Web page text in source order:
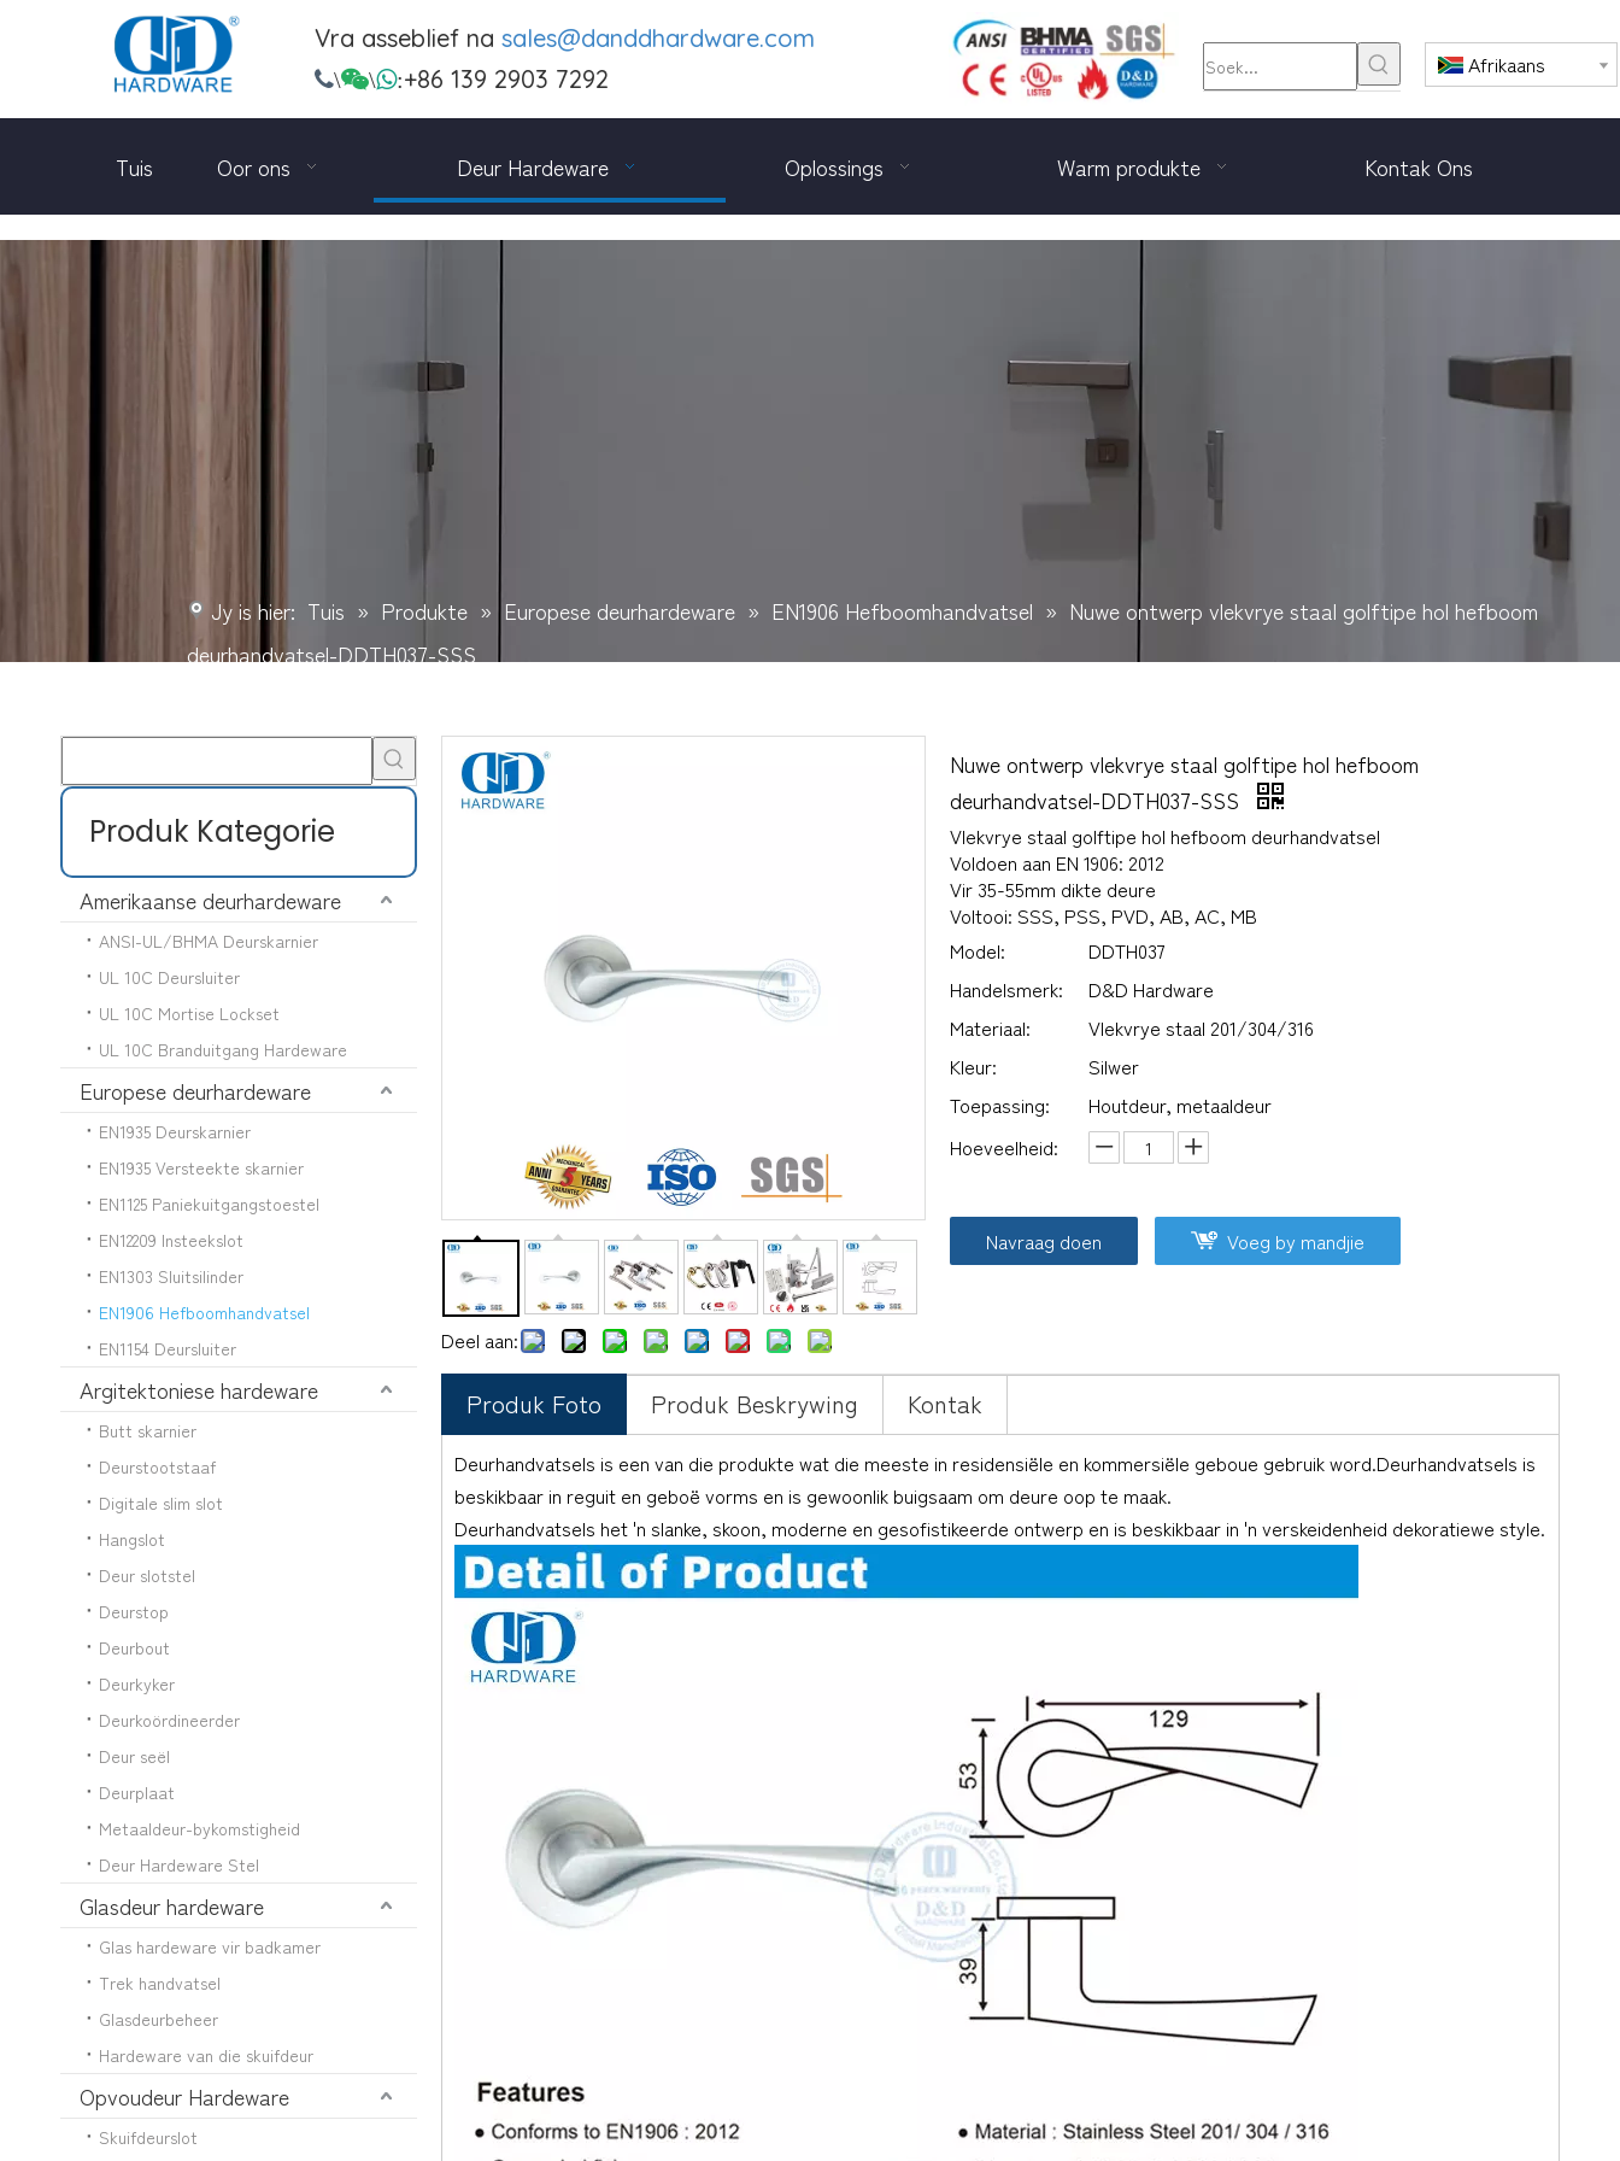
Vra asseblief na sales@danddhardware.com
\\:+86 139 2903 7292 Afrikaans
Tuis Oor ons Deur Hardeware Oplossings Warm produkte Kontak Ons
Jy is hier: Tuis » Produkte » Europese deurhardeware » EN1906 Hefboomhandvatsel » Nuwe ontwerp vlekvrye staal golftipe hol hefboom
deurhandvatsel-DDTH037-SSS
Produk Kategorie
Amerikaanse deurhardeware
ANSI-UL/BHMA Deurskarnier
UL 10C Deursluiter
UL 10C Mortise Lockset
UL 10C Branduitgang Hardeware
Europese deurhardeware
EN1935 Deurskarnier
EN1935 Versteekte skarnier
EN1125 Paniekuitgangstoestel
EN12209 Insteekslot
EN1303 Sluitsilinder
EN1906 Hefboomhandvatsel
EN1154 Deursluiter
Argitektoniese hardeware
Butt skarnier
Deurstootstaaf
Digitale slim slot
Hangslot
Deur slotstel
Deurstop
Deurbout
Deurkyker
Deurkoördineerder
Deur seël
Deurplaat
Metaaldeur-bykomstigheid
Deur Hardeware Stel
Glasdeur hardeware
Glas hardeware vir badkamer
Trek handvatsel
Glasdeurbeheer
Hardeware van die skuifdeur
Opvoudeur Hardeware
Skuifdeurslot
Deel aan:
Nuwe ontwerp vlekvrye staal golftipe hol hefboom
deurhandvatsel-DDTH037-SSS
Vlekvrye staal golftipe hol hefboom deurhandvatsel
Voldoen aan EN 1906: 2012
Vir 35-55mm dikte deure
Voltooi: SSS, PSS, PVD, AB, AC, MB
Model:
DDTH037
Handelsmerk:
D&D Hardware
Materiaal:
Vlekvrye staal 201/304/316
Kleur:
Silwer
Toepassing:
Houtdeur, metaaldeur
Hoeveelheid:
Navraag doen Voeg by mandjie
Produk Foto Produk Beskrywing Kontak
Deurhandvatsels is een van die produkte wat die meeste in residensiële en kommersiële geboue gebruik word.Deurhandvatsels is
beskikbaar in reguit en geboë vorms en is gewoonlik buigsaam om deure oop te maak.
Deurhandvatsels het 'n slanke, skoon, moderne en gesofistikeerde ontwerp en is beskikbaar in 'n verskeidenheid dekoratiewe style.